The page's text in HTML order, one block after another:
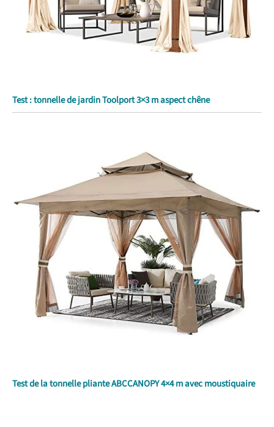
Test : tonnelle de jardin Toolport 3×3 m aspect chêne
Test de la tonnelle pliante ABCCANOPY 4×4 m avec moustiquaire